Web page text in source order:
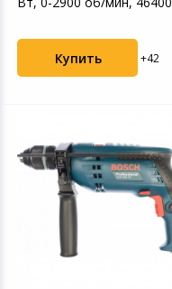
Купить +42